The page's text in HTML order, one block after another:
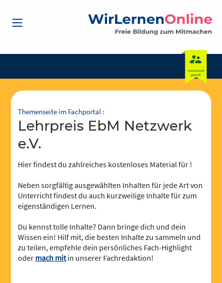
Themenseite im Fachportal :
Lehrpreis EbM Netzwerk
e.V.
Hier findest du zahlreiches kostenloses Material für !
Neben sorgfältig ausgewählten Inhalten für jede Art von
Unterricht findest du auch kurzweilige Inhalte für zum
eigenständigen Lernen.
Du kennst tolle Inhalte? Dann bringe dich und dein
Wissen ein! Hilf mit, die besten Inhalte zu sammeln und
zu teilen, empfehle dein persönliches Fach-Highlight
oder mach mitin unserer Fachredaktion!